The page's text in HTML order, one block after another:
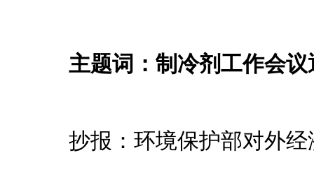
主题词：制冷剂工作会议
抄报：环境保护部对外